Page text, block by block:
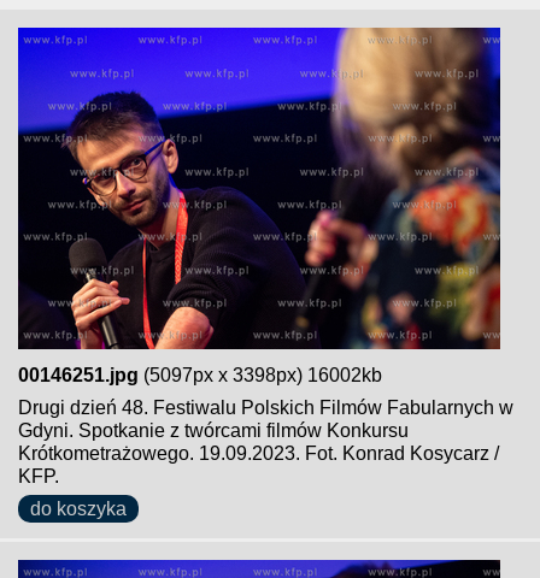
00146251.jpg (5097px x 3398px) 16002kb
Drugi dzień 48. Festiwalu Polskich Filmów Fabularnych w
Gdyni. Spotkanie z twórcami filmów Konkursu
Krótkometrażowego. 19.09.2023. Fot. Konrad Kosycarz /
KFP.
do koszyka